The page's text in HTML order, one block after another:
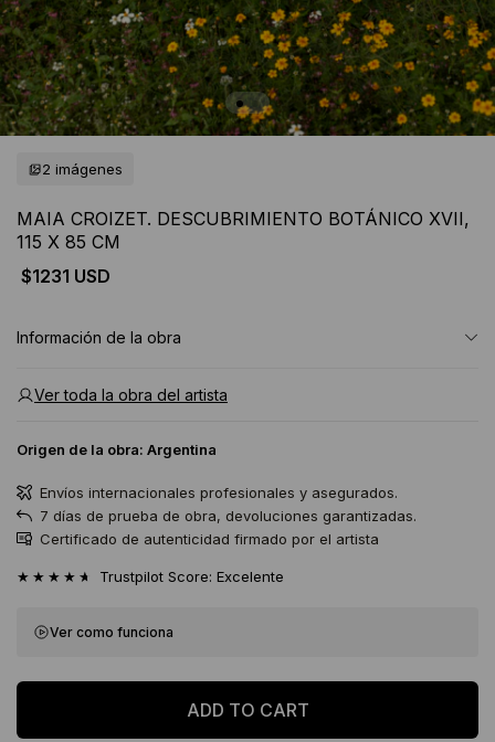
2 imágenes
MAIA CROIZET. DESCUBRIMIENTO BOTÁNICO XVII,
115 X 85 CM
$1231 USD
Información de la obra
Ver toda la obra del artista
Origen de la obra: Argentina
Envíos internacionales profesionales y asegurados.
7 días de prueba de obra, devoluciones garantizadas.
Certificado de autenticidad firmado por el artista
★★★★★ Trustpilot Score: Excelente
Ver como funciona